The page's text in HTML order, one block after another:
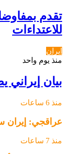
تقدم
للاعتداءات
ايران
منذ يوم واحد
بيان
منذ 6 ساعات
عراقجي: إيران
منذ 7 ساعات